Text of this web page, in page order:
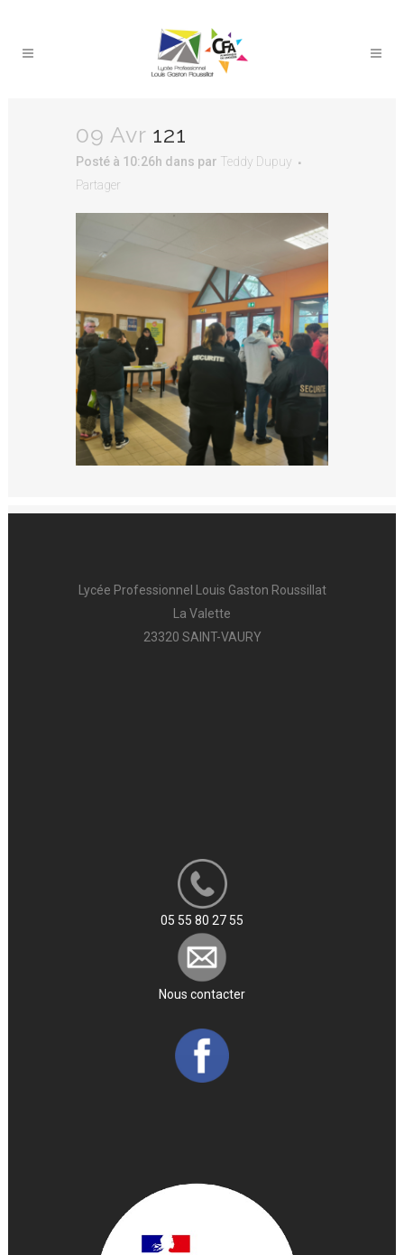
09 Avr 121
Posté à 10:26h dans par Teddy Dupuy
Partager
Lycée Professionnel Louis Gaston Roussillat
La Valette
23320 SAINT-VAURY
05 55 80 27 55
Nous contacter